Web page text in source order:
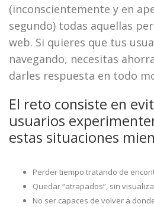
(inconscientemente y en
segundo) todas aquellas
web. Si quieres que tus
navegando, necesitas
darles respuesta en todo
El reto consiste en
usuarios
estas situaciones
Perder tiempo tratando de
Quedar “atrapados”, sin
No ser capaces de volver a